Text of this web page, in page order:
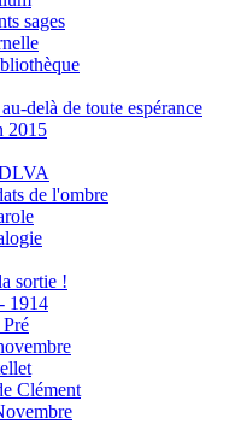
sages
delà de toute espérance
2015
de l'ombre
sortie !
1914
Clément